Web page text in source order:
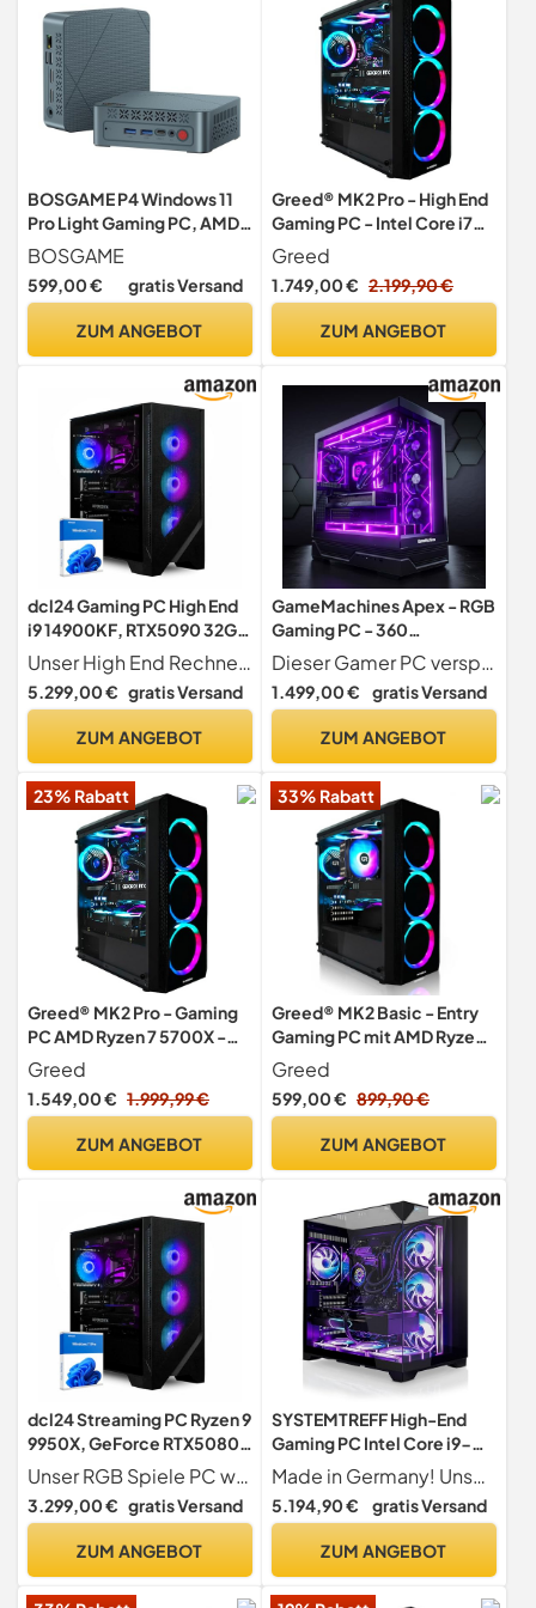
BOSGAME P4 Windows 11
Pro Light Gaming PC, AMD
Ryzen 7 5700U, 8C/16T up
to 4.3GHz, DDR4 RAM PCIe
3.0 SSD, 4K@60Hz Triple
USB3.2, 2.5G LAN, Wi-Fi
(P1/5700U/16G/512G)
BOSGAME
599,00 € gratis Versand
ZUM ANGEBOT
Greed® MK2 Pro - High End
Gaming PC - Intel Core i7
12700F + Nvidia Geforce
RTX 5070 12GB - Schneller
RGB Computer + 4K
GB DDR4 RAM -
WLAN + W11 Pro
Greed
1.749,00 € 2.199,90 €
ZUM ANGEBOT
dcl24 Gaming PC High End
i9 14900KF, RTX5090 32GB
- 2000GB SSD, 64GB
DDR5, Streaming Rechner
mit 24x4.4 GHz, PC für
Computer Tower mit
Unser High End Rechner wurde für Spieleperformance optimiert mit beeindruckender Grafik- und Prozessorleistung, um den Performanceansprüchen eines Highend PCs gerecht zu werden und ist damit geeignet für Minecraft
5.299,00 € gratis Versand
ZUM ANGEBOT
GameMachines Apex - RGB
Gaming PC - 360
Wasserkühlung - Intel®
Core™ i7 12700KF -
GeForce RTX 5060Ti 16GB -
RGB DDR4 - WLAN -
Dieser Gamer PC verspricht pures Gamingvergnügen. Mit dem Intel Core i7 Prozessor, der pfeilschnellen SSD und 32GB DDR4 Arbeitsspeicher sind Sie für alle aktuelle Spiele und Programme bestens ausgerüstet.
1.499,00 € gratis Versand
ZUM ANGEBOT
23% Rabatt
Greed® MK2 Pro - Gaming
PC AMD Ryzen 7 5700X -
Nvidia Geforce RTX 5070
12GB
Greed
1.549,00 € 1.999,99 €
ZUM ANGEBOT
33% Rabatt
Greed® MK2 Basic - Entry
Gaming PC mit AMD Ryzen
5 4600G + Radeon Vega 7 -
Ultra Schneller RGB
Computer + 4K Raytracing
DDR4 RAM - 512 GB SSD -
Greed
599,00 € 899,90 €
ZUM ANGEBOT
dcl24 Streaming PC Ryzen 9
9950X, GeForce RTX5080
16GB - 2000GB SSD, 64GB
DDR5, Zocker PC mit 16x5.7
GHz, Tower Computer mit
mit Windows 11 Pro [20185]
Unser RGB Spiele PC wurde für Spieleperformance optimiert mit beeindruckender Grafik- und Prozessorleistung, um den Performanceansprüchen eines Highend PCs gerecht zu werden und ist damit geeignet für Red Dead Redemption 2
3.299,00 € gratis Versand
ZUM ANGEBOT
SYSTEMTREFF High-End
Gaming PC Intel Core i9-
13900KF 8x5.8GHz | Nvidia
RTX 5090 32GB | 1TB M.2
NVMe + 1TB SSD | 32GB
Desktop Computer
Made in Germany! Unser High-End Gaming-PC ist die Spitzenauswahl für Profis. Konzipiert von Experten, dominiert er die anspruchsvollsten Titel mit Spitzenleistung. Windows 11 Pro ist schon installiert, damit Sie ohne Verzögerung in die Elite der Gaming-Welt eintauchen können.
5.194,90 € gratis Versand
ZUM ANGEBOT